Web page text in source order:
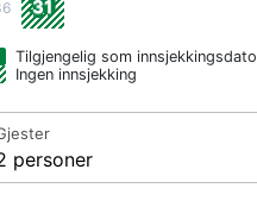
31
Tilgjengelig som innsjekkingsdato
Ingen innsjekking
personer